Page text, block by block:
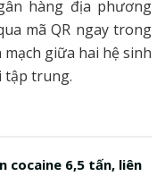
hàng địa phương
mã QR ngay trong
giữa hai hệ sinh
tập trung.
cocaine 6,5 tấn, liên